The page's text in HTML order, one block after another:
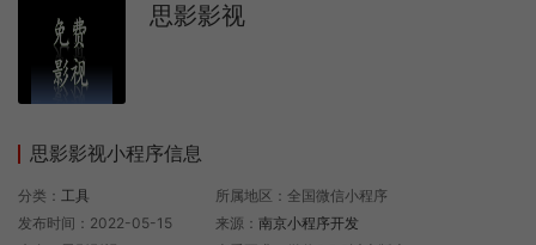
思影影视
思影影视小程序信息
分类： 工具
发布时间：2022-05-15
所属地区：全国微信小程序
来源： 南京小程序开发